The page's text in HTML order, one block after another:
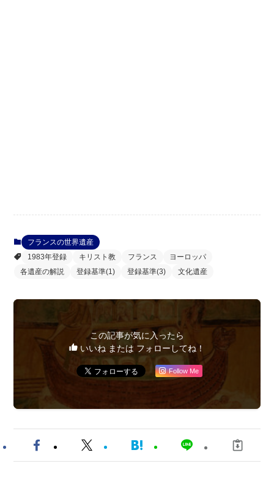
フランスの世界遺産
1983年登録
キリスト教 フランス
ヨーロッパ
各遺産の解説
登録基準(1) 登録基準(3) 文化遺産
この記事が気に入ったら
いいね または フォローしてね！
Follow Me